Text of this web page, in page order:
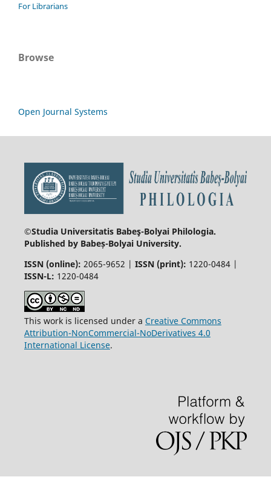
For Librarians
Browse
Open Journal Systems
©Studia Universitatis Babeş-Bolyai Philologia.
Published by Babeș-Bolyai University.
ISSN (online): 2065-9652 | ISSN (print): 1220-0484 |
ISSN-L: 1220-0484
This work is licensed under a Creative Commons
Attribution-NonCommercial-NoDerivatives 4.0
International License.